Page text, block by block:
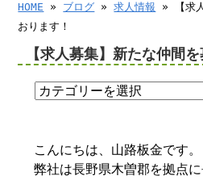
HOME » ブログ »求人情報 » 【求
おります！
【求人募集】新たな仲間
こんにちは、山路板金です。
弊社は長野県木曽郡を拠点